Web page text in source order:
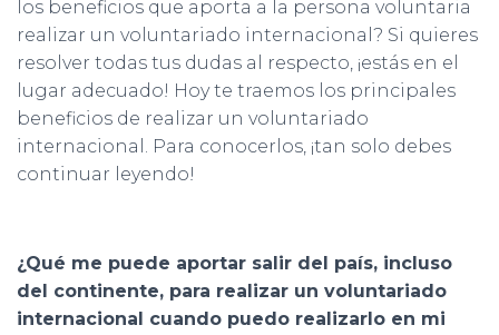
los beneficios que aporta a la persona voluntaria
realizar un voluntariado internacional? Si quieres
resolver todas tus dudas al respecto, ¡estás en el
lugar adecuado! Hoy te traemos los principales
beneficios de realizar un voluntariado
internacional. Para conocerlos, ¡tan solo debes
continuar leyendo!
¿Qué me puede aportar salir del país, incluso
del continente, para realizar un voluntariado
internacional cuando puedo realizarlo en mi